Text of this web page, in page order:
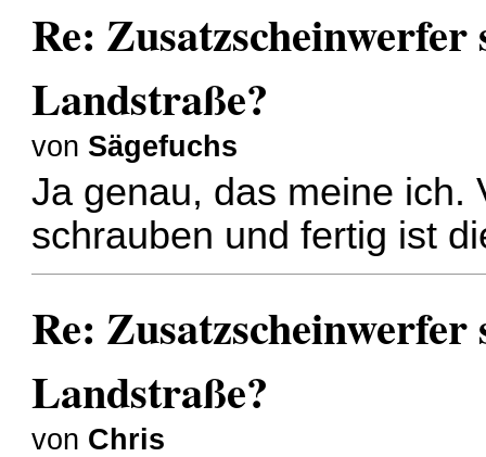
Re:
Landstraße?
von Sägefuchs
Ja genau, das meine ich.
schrauben und fertig ist
Re:
Landstraße?
von Chris